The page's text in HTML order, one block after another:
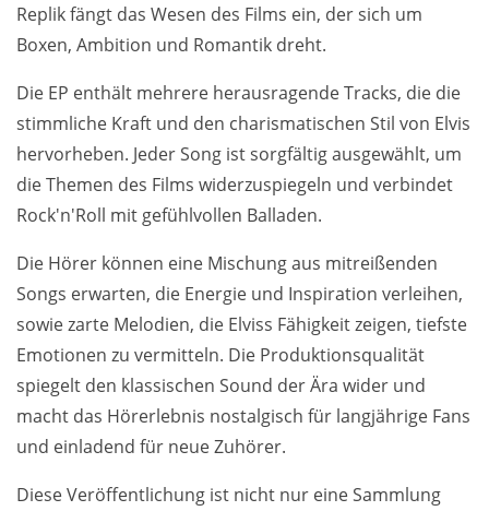
Replik fängt das Wesen des Films ein, der sich um
Boxen, Ambition und Romantik dreht.
Die EP enthält mehrere herausragende Tracks, die die
stimmliche Kraft und den charismatischen Stil von Elvis
hervorheben. Jeder Song ist sorgfältig ausgewählt, um
die Themen des Films widerzuspiegeln und verbindet
Rock'n'Roll mit gefühlvollen Balladen.
Die Hörer können eine Mischung aus mitreißenden
Songs erwarten, die Energie und Inspiration verleihen,
sowie zarte Melodien, die Elviss Fähigkeit zeigen, tiefste
Emotionen zu vermitteln. Die Produktionsqualität
spiegelt den klassischen Sound der Ära wider und
macht das Hörerlebnis nostalgisch für langjährige Fans
und einladend für neue Zuhörer.
Diese Veröffentlichung ist nicht nur eine Sammlung